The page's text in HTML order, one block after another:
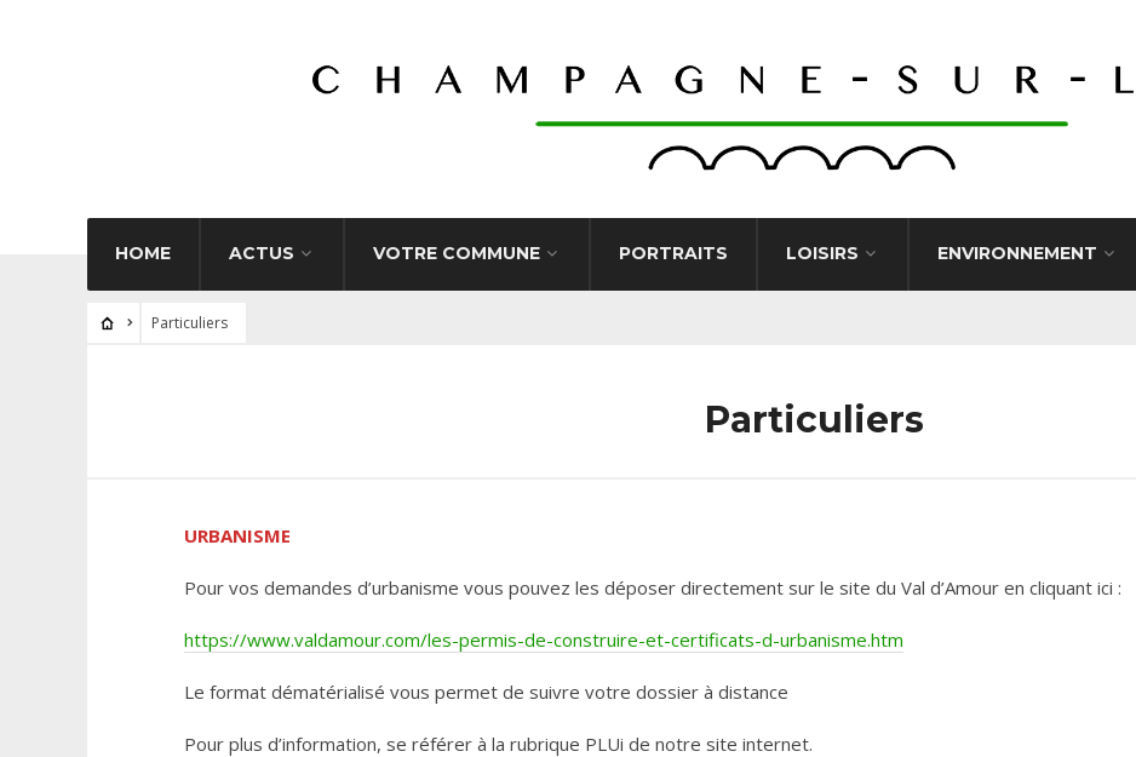
HOME ACTUS VOTRE COMMUNE PORTRAITS LOISIRS ENVIRONNEMENT
Particuliers
Particuliers
URBANISME
Pour vos demandes d’urbanisme vous pouvez les déposer directement sur le site du Val d’Amour en cliquant ici :
https://www.valdamour.com/les-permis-de-construire-et-certificats-d-urbanisme.htm
Le format dématérialisé vous permet de suivre votre dossier à distance
Pour plus d’information, se référer à la rubrique PLUi de notre site internet.